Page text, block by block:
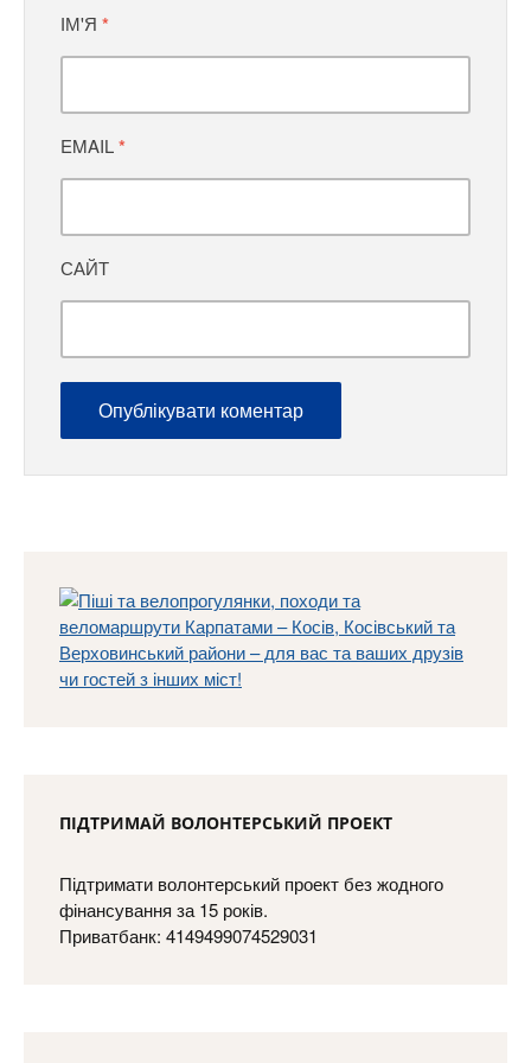
ІМ'Я *
EMAIL*
САЙТ
ПІДТРИМАЙ ВОЛОНТЕРСЬКИЙ ПРОЕКТ
Підтримати волонтерський проект без жодного
фінансування за 15 років.
Приватбанк: 4149499074529031